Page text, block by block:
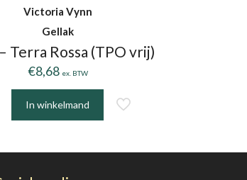
Victoria Vynn
Gellak
Terra Rossa (TPO vrij)
€8,68 ex. BTW
In winkelmand